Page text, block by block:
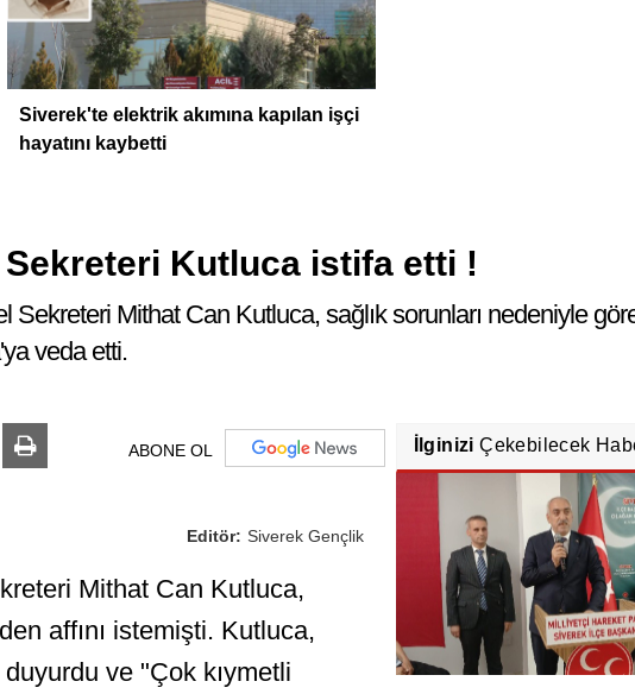
Siverek'te elektrik akımına kapılan işçi
hayatını kaybetti
Kutluca istifa etti !
Sekreteri Mithat Can Kutluca, sağlık sorunları nedeniyle
veda etti.
ABONE OL
Editör: Siverek Gençlik
Mithat Can Kutluca,
affını istemişti. Kutluca,
duyurdu ve "Çok kıymetli
İlginizi Çekebilecek